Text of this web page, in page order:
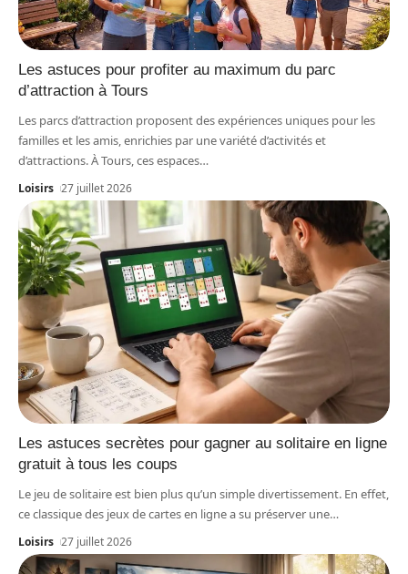
Les astuces pour profiter au maximum du parc
d’attraction à Tours
Les parcs d’attraction proposent des expériences uniques pour les
familles et les amis, enrichies par une variété d’activités et
d’attractions. À Tours, ces espaces…
Loisirs 27 juillet 2026
Les astuces secrètes pour gagner au solitaire en ligne
gratuit à tous les coups
Le jeu de solitaire est bien plus qu’un simple divertissement. En effet,
ce classique des jeux de cartes en ligne a su préserver une…
Loisirs 27 juillet 2026